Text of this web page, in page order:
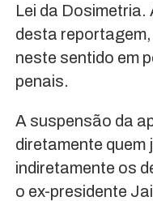
Lei da
desta
neste sentido em
penais.
A suspensão da
diretamente quem
indiretamente os
o ex-presidente